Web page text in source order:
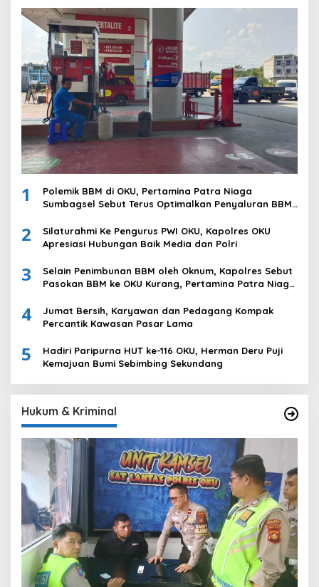
1
Polemik BBM di OKU, Pertamina Patra Niaga
Sumbagsel Sebut Terus Optimalkan Penyaluran BBM
Komering Ulu
2
Silaturahmi Ke Pengurus PWI OKU, Kapolres OKU
Apresiasi Hubungan Baik Media dan Polri
3
Selain Penimbunan BBM oleh Oknum, Kapolres Sebut
Pasokan BBM ke OKU Kurang, Pertamina Patra Niaga
4
Jumat Bersih, Karyawan dan Pedagang Kompak
Percantik Kawasan Pasar Lama
5
Hadiri Paripurna HUT ke-116 OKU, Herman Deru Puji
Kemajuan Bumi Sebimbing Sekundang
Hukum & Kriminal